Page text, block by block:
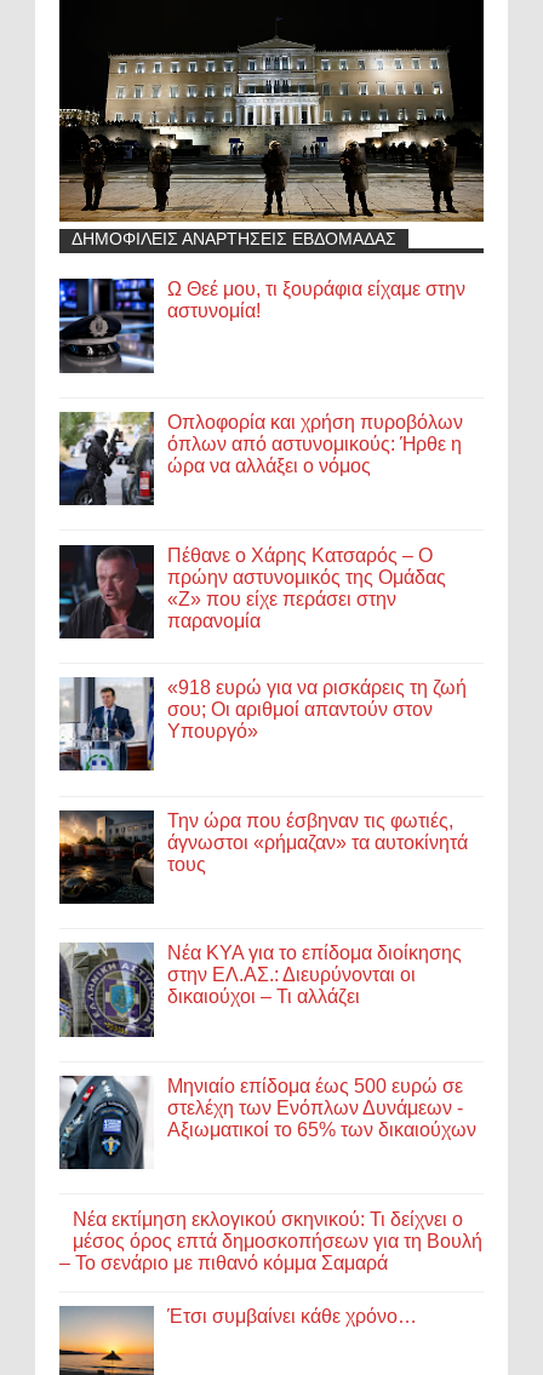
ΔΗΜΟΦΙΛΕΙΣ ΑΝΑΡΤΗΣΕΙΣ ΕΒΔΟΜΑΔΑΣ
Ω Θεέ μου, τι ξουράφια είχαμε στην
αστυνομία!
Οπλοφορία και χρήση πυροβόλων
όπλων από αστυνομικούς: Ήρθε η
ώρα να αλλάξει ο νόμος
Πέθανε ο Χάρης Κατσαρός – Ο
πρώην αστυνομικός της Ομάδας
«Ζ» που είχε περάσει στην
παρανομία
«918 ευρώ για να ρισκάρεις τη ζωή
σου; Οι αριθμοί απαντούν στον
Υπουργό»
Την ώρα που έσβηναν τις φωτιές,
άγνωστοι «ρήμαζαν» τα αυτοκίνητά
τους
Νέα ΚΥΑ για το επίδομα διοίκησης
στην ΕΛ.ΑΣ.: Διευρύνονται οι
δικαιούχοι – Τι αλλάζει
Μηνιαίο επίδομα έως 500 ευρώ σε
στελέχη των Ενόπλων Δυνάμεων -
Αξιωματικοί το 65% των δικαιούχων
Νέα εκτίμηση εκλογικού σκηνικού: Τι δείχνει ο
μέσος όρος επτά δημοσκοπήσεων για τη Βουλή
– Το σενάριο με πιθανό κόμμα Σαμαρά
Έτσι συμβαίνει κάθε χρόνο…